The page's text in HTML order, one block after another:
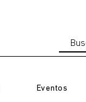
Eventos